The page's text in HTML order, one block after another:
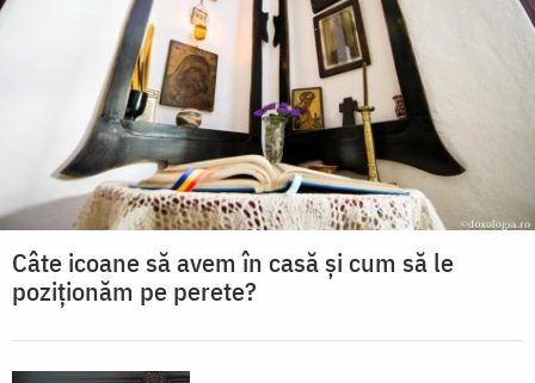
Câte icoane să avem în casă și cum să le
poziționăm pe perete?